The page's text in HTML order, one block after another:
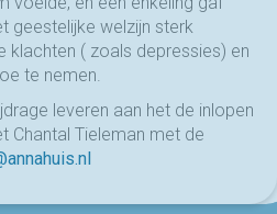
geestelijke welzijn sterk
klachten ( zoals depressies) en
te nemen.
leveren aan het de inlopen
Chantal Tieleman met de